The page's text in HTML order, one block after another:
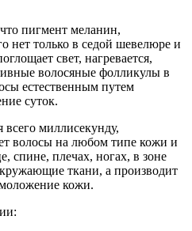
пигмент меланин,
нет только в седой шевелюре и
свет, нагревается,
волосяные фолликулы в
естественным путем
суток.
миллисекунду,
волосы на любом типе кожи и
спине, плечах, ногах, в зоне
ткани, а производит
кожи.